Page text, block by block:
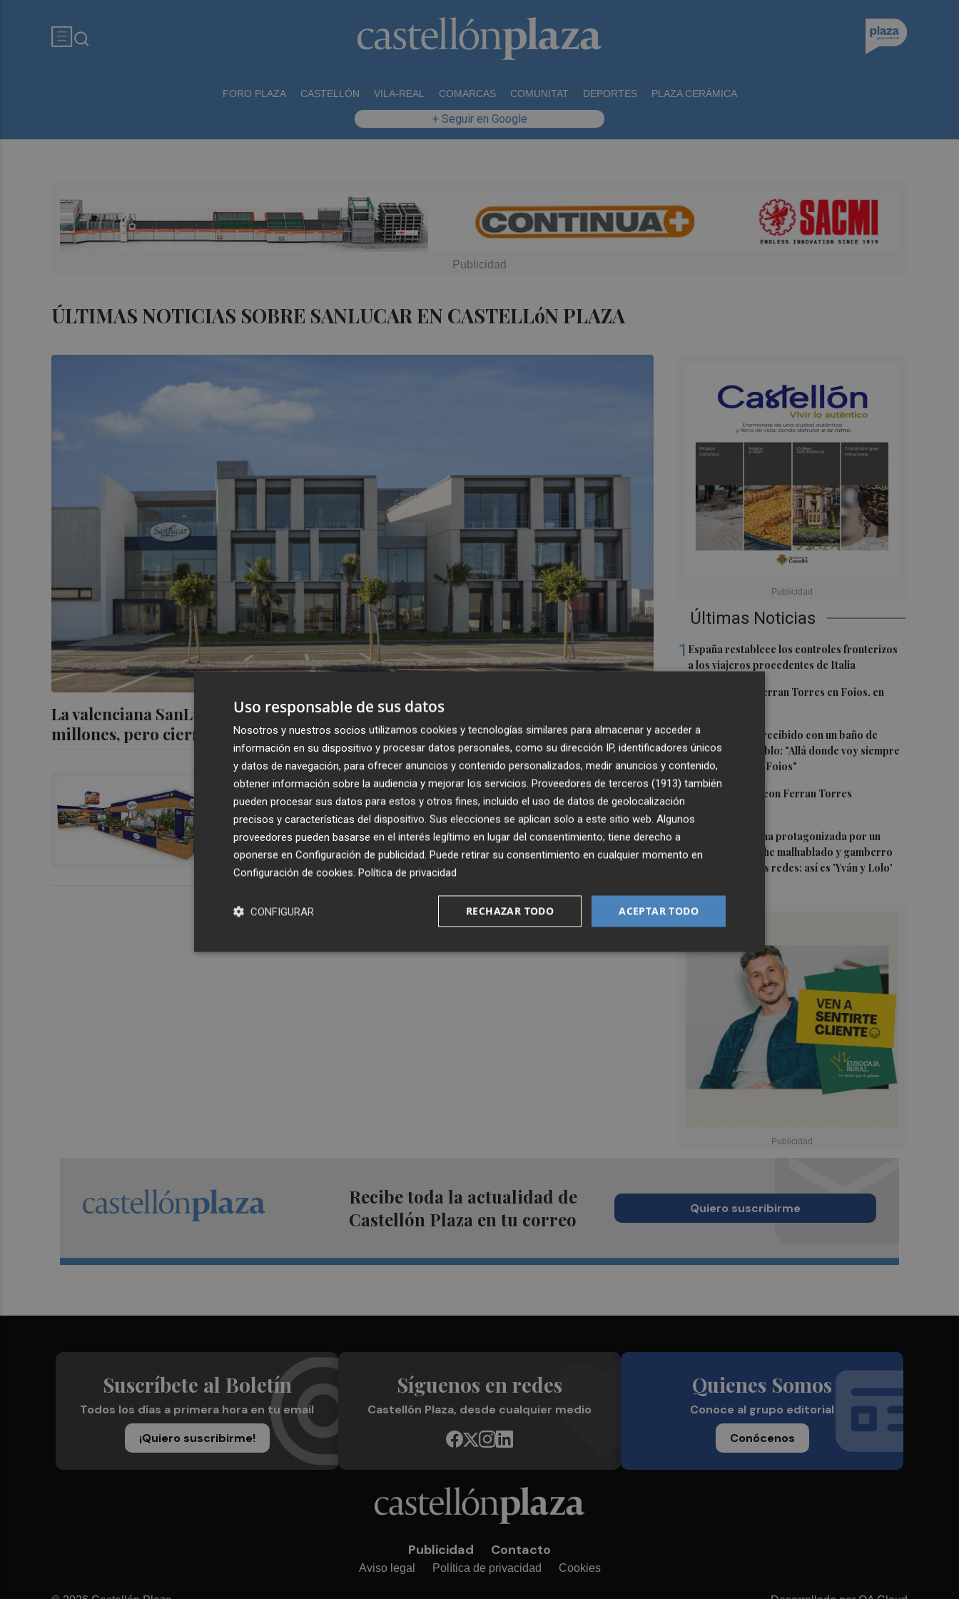
FORO PLAZA CASTELLÓN VILA-REAL COMARCAS COMUNITAT DEPORTES PLAZA CERÁMICA
+ Seguir en Google
ÚLTIMAS NOTICIAS SOBRE SANLUCAR EN CASTELLóN PLAZA
La valenciana SanLucar aumenta un 8,4% su facturación en 2024 hasta los 688
millones, pero cierra en pérdidas
SanLucar volverá a sorprender en Fruit Attraction 2025
con ideas frescas y conceptos sólidos
Últimas Noticias
1 España restablece los controles fronterizos
a los viajeros procedentes de Italia
El homenaje a Ferran Torres en Foios, en
3Ferran Torres, recibido con un baño de
masas en su pueblo: "Allá donde voy siempre
digo que soy de Foios"
4 Foios se vuelca con Ferran Torres
5
La serie murciana protagonizada por un
conejo de peluche malhablado y gamberro
que triunfa en las redes: así es 'Yván y Lolo'
Recibe toda la actualidad de
Castellón Plaza en tu correo
Quiero suscribirme
Suscríbete al Boletín
Todos los días a primera hora en tu email
¡Quiero suscribirme!
Síguenos en redes
Castellón Plaza, desde cualquier medio
Quienes Somos
Conoce al grupo editorial
Conócenos
Publicidad Contacto
Aviso legal Política de privacidad Cookies
Uso responsable de sus datos
Nosotros y nuestros socios utilizamos cookies y tecnologías similares para almacenar y acceder a
información en su dispositivo y procesar datos personales, como su dirección IP, identificadores únicos
y datos de navegación, para ofrecer anuncios y contenido personalizados, medir anuncios y contenido,
obtener información sobre la audiencia y mejorar los servicios. Proveedores de terceros (1913) también
pueden procesar sus datos para estos y otros fines, incluido el uso de datos de geolocalización
precisos y características del dispositivo. Sus elecciones se aplican solo a este sitio web. Algunos
proveedores pueden basarse en el interés legítimo en lugar del consentimiento; tiene derecho a
oponerse en Configuración de publicidad. Puede retirar su consentimiento en cualquier momento en
Configuración de cookies. Política de privacidad
ACEPTAR TODO
RECHAZAR TODO
CONFIGURAR